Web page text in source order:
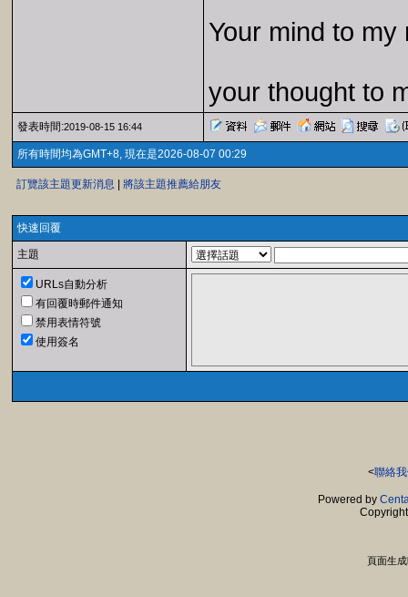
Your mind to my
your thought to
發表時間:2019-08-15 16:44
所有時間均為GMT+8, 現在是2026-08-07 00:29
訂覽該主題更新消息 將該主題推薦給朋友
快速回覆
主題
URLs自動分析
有回覆時郵件通知
禁用表情符號
使用簽名
<聯絡
Powered by
頁面生